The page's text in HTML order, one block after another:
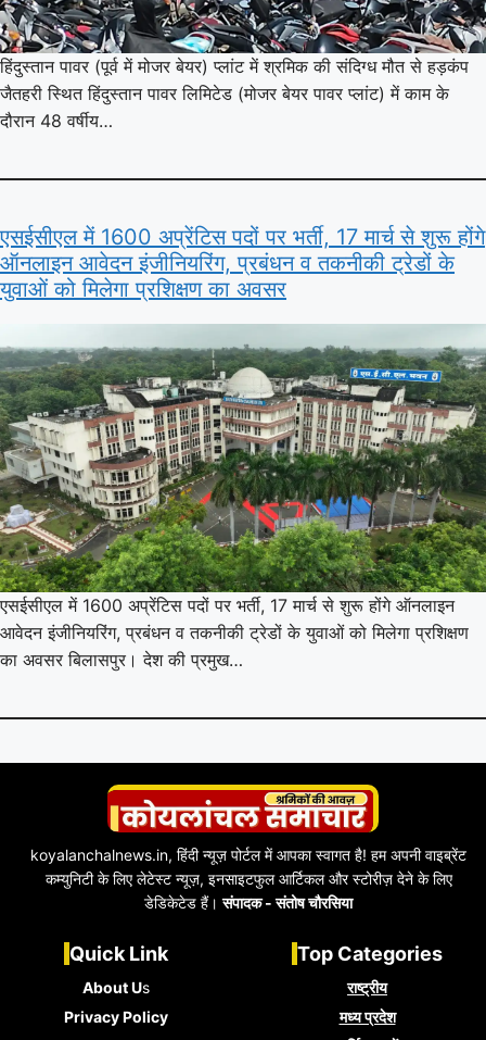
हिंदुस्तान पावर (पूर्व में मोजर बेयर) प्लांट में श्रमिक की संदिग्ध मौत से हड़कंप
जैतहरी स्थित हिंदुस्तान पावर लिमिटेड (मोजर बेयर पावर प्लांट) में काम के
दौरान 48 वर्षीय…
एसईसीएल में 1600 अप्रेंटिस पदों पर भर्ती, 17 मार्च से शुरू होंगे
ऑनलाइन आवेदन इंजीनियरिंग, प्रबंधन व तकनीकी ट्रेडों के
युवाओं को मिलेगा प्रशिक्षण का अवसर
एसईसीएल में 1600 अप्रेंटिस पदों पर भर्ती, 17 मार्च से शुरू होंगे ऑनलाइन
आवेदन इंजीनियरिंग, प्रबंधन व तकनीकी ट्रेडों के युवाओं को मिलेगा प्रशिक्षण
का अवसर बिलासपुर। देश की प्रमुख…
koyalanchalnews.in, हिंदी न्यूज़ पोर्टल में आपका स्वागत है! हम अपनी वाइब्रेंट
कम्युनिटी के लिए लेटेस्ट न्यूज़, इनसाइटफुल आर्टिकल और स्टोरीज़ देने के लिए
डेडिकेटेड हैं।संपादक - संतोष चौरसिया
Quick Link
About Us
Privacy Policy
Top Categories
राष्ट्रीय
मध्य प्रदेश